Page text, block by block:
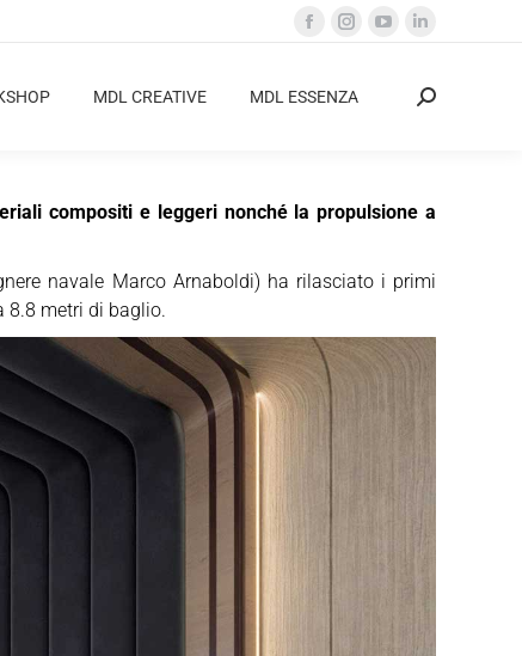
Facebook
opens
Instagram
opens
YouTube
opens
Linkedin
opens
MDL CREATIVE MDL ESSENZA Cerca:
compositi e leggeri nonché la propulsione a
navale Marco Arnaboldi) ha rilasciato i primi
8.8 metri di baglio.